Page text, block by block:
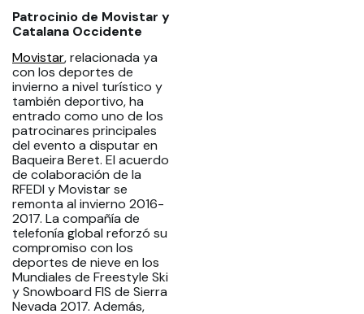
Patrocinio de Movistar y
Catalana Occidente
Movistar, relacionada ya
con los deportes de
invierno a nivel turístico y
también deportivo, ha
entrado como uno de los
patrocinares principales
del evento a disputar en
Baqueira Beret. El acuerdo
de colaboración de la
RFEDI y Movistar se
remonta al invierno 2016-
2017. La compañía de
telefonía global reforzó su
compromiso con los
deportes de nieve en los
Mundiales de Freestyle Ski
y Snowboard FIS de Sierra
Nevada 2017. Además,